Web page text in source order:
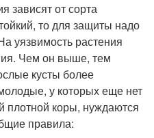
зависят от сорта
то для защиты надо
уязвимость растения
Чем он выше, тем
кусты более
у которых еще нет
плотной коры, нуждаются
правила: